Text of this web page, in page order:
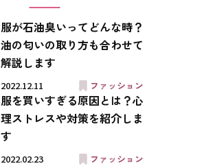
服が石油臭いってどんな時？
油の匂いの取り方も合わせて
解説します
2022.12.11
ファッション
服を買いすぎる原因とは？心
理ストレスや対策を紹介しま
す
2022.02.23
ファッション